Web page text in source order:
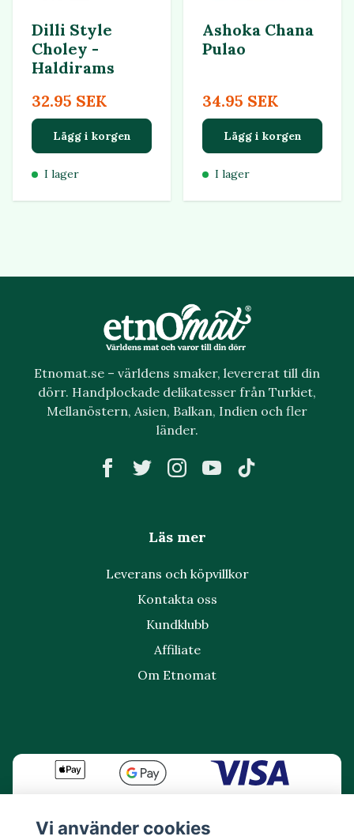
Dilli Style
Choley -
Haldirams
32.95 SEK
Lägg i korgen
I lager
Ashoka Chana
Pulao
34.95 SEK
Lägg i korgen
I lager
Etnomat.se – världens smaker, levererat till din
dörr. Handplockade delikatesser från Turkiet,
Mellanöstern, Asien, Balkan, Indien och fler
länder.
Läs mer
Leverans och köpvillkor
Kontakta oss
Kundklubb
Affiliate
Om Etnomat
Vi använder cookies